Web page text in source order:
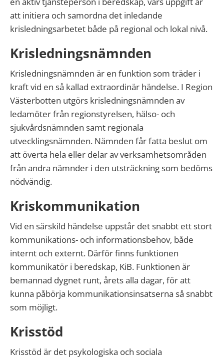
att initiera och samordna det inledande
krisledningsarbetet både på regional och lokal nivå.
Krisledningsnämnden
Krisledningsnämnden är en funktion som träder i
kraft vid en så kallad extraordinär händelse. I Region
Västerbotten utgörs krisledningsnämnden av
ledamöter från regionstyrelsen, hälso- och
sjukvårdsnämnden samt regionala
utvecklingsnämnden. Nämnden får fatta beslut om
att överta hela eller delar av verksamhetsområden
från andra nämnder i den utsträckning som bedöms
nödvändig.
Kriskommunikation
Vid en särskild händelse uppstår det snabbt ett stort
kommunikations- och informationsbehov, både
internt och externt. Därför finns funktionen
kommunikatör i beredskap, KiB. Funktionen är
bemannad dygnet runt, årets alla dagar, för att
kunna påbörja kommunikationsinsatserna så snabbt
som möjligt.
Krisstöd
Krisstöd är det psykologiska och sociala